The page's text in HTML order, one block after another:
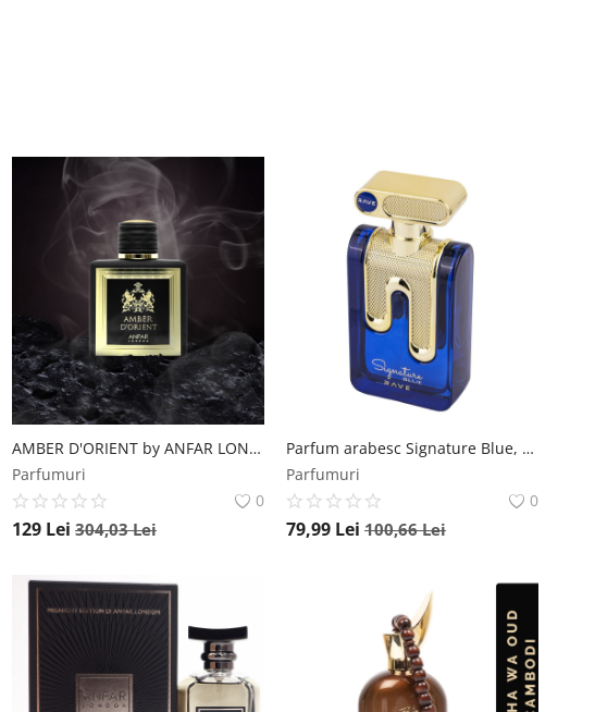
AMBER D'ORIENT by ANFAR LONDON, extract de parfum, barbati, 115ML Anfar
Parfumuri
0
129 Lei 304,03Lei
Parfum arabesc Signature Blue, RAVE, apa de parfum 100 ml, barbati RAVE
Parfumuri
0
79,99 Lei 100,66Lei